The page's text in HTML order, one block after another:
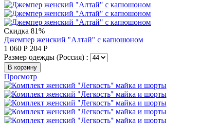
Скидка 81%
Джемпер женский "Алтай" с капюшоном
1 060 Р 204 Р
Размер одежды (Россия) :
В корзину
Просмотр